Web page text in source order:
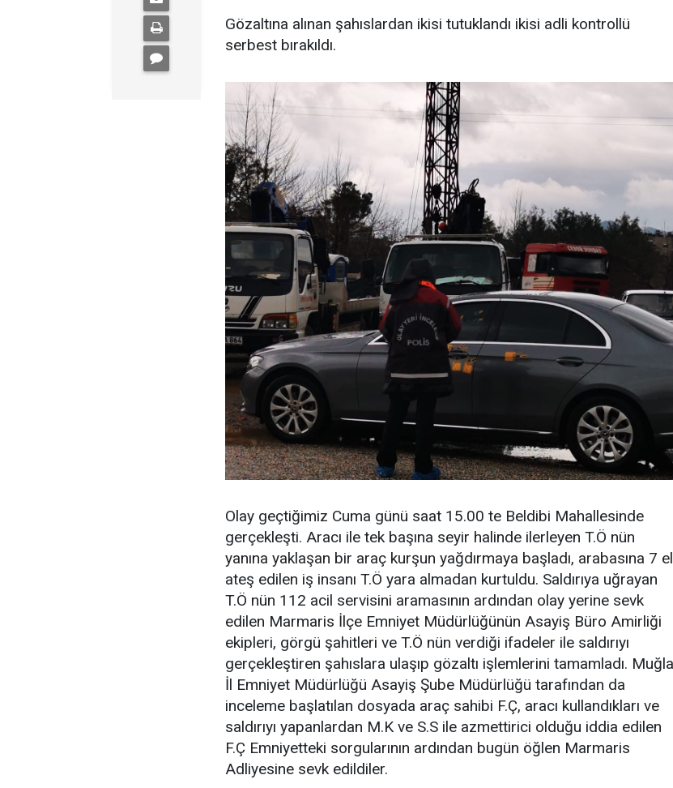
Gözaltına alınan şahıslardan ikisi tutuklandı ikisi adli kontrollü
serbest bırakıldı.
Olay geçtiğimiz Cuma günü saat 15.00 te Beldibi Mahallesinde
gerçekleşti. Aracı ile tek başına seyir halinde ilerleyen T.Ö nün
yanına yaklaşan bir araç kurşun yağdırmaya başladı, arabasına 7 el
ateş edilen iş insanı T.Ö yara almadan kurtuldu. Saldırıya uğrayan
T.Ö nün 112 acil servisini aramasının ardından olay yerine sevk
edilen Marmaris İlçe Emniyet Müdürlüğünün Asayiş Büro Amirliği
ekipleri, görgü şahitleri ve T.Ö nün verdiği ifadeler ile saldırıyı
gerçekleştiren şahıslara ulaşıp gözaltı işlemlerini tamamladı. Muğla
İl Emniyet Müdürlüğü Asayiş Şube Müdürlüğü tarafından da
inceleme başlatılan dosyada araç sahibi F.Ç, aracı kullandıkları ve
saldırıyı yapanlardan M.K ve S.S ile azmettirici olduğu iddia edilen
F.Ç Emniyetteki sorgularının ardından bugün öğlen Marmaris
Adliyesine sevk edildiler.